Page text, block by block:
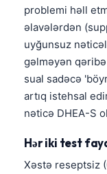
problemi həll
əlavələrdən
uyğunsuz
gəlməyən
sual sadəcə
artıq istehsal
nəticə DHEA-S
Hər iki test
Xəstə reseptsiz